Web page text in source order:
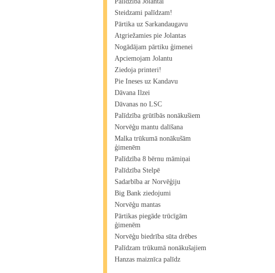
Steidzami palīdzam!
Pārtika uz Sarkandaugavu
Atgriežamies pie Jolantas
Nogādājam pārtiku ģimenei
Apciemojam Jolantu
Ziedoja printeri!
Pie Ineses uz Kandavu
Dāvana Ilzei
Dāvanas no LSC
Palīdzība grūtībās nonākušiem
Norvēģu mantu dalīšana
Malka trūkumā nonākušām
ģimenēm
Palīdzība 8 bērnu māmiņai
Palīdzība Stelpē
Sadarbība ar Norvēģiju
Big Bank ziedojumi
Norvēģu mantas
Pārtikas piegāde trūcīgām
ģimenēm
Norvēģu biedrība sūta drēbes
Palīdzam trūkumā nonākušajiem
Hanzas maiznīca palīdz